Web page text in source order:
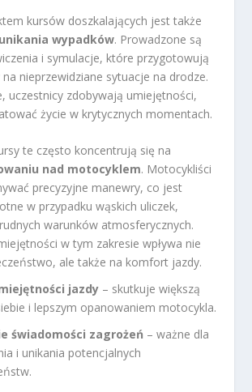
kursów doszkalających jest także
unikania wypadków. Prowadzone są
i symulacje, które przygotowują
nieprzewidziane sytuacje na drodze.
uczestnicy zdobywają umiejętności,
życie w krytycznych momentach.
te często koncentrują się na
nad motocyklem. Motocykliści
precyzyjne manewry, co jest
w przypadku wąskich uliczek,
warunków atmosferycznych.
w tym zakresie wpływa nie
ale także na komfort jazdy.
jazdy – skutkuje większą
i lepszym opanowaniem motocykla.
świadomości zagrożeń – ważne dla
i unikania potencjalnych